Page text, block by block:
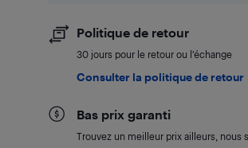
Politique de retour
30 jours pour le retour ou l’échange
Consulter la politique de retour
Bas prix garanti
Trouvez un meilleur prix ailleurs, nous